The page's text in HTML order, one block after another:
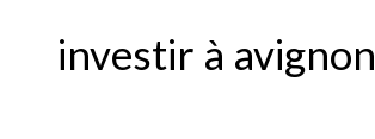
investir à avignon